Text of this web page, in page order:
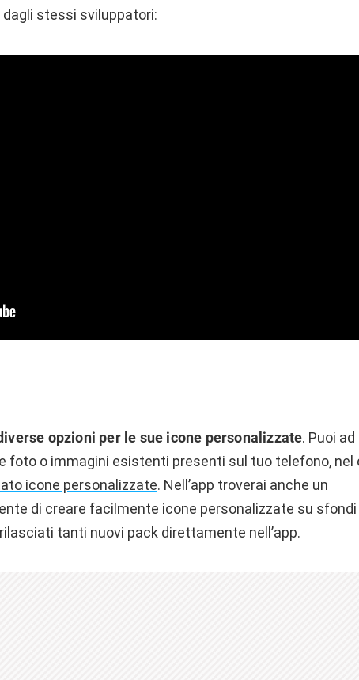
stessi sviluppatori:
opzioni per le sue icone personalizzate. Puoi ad
foto o immagini esistenti presenti sul tuo telefono, nel
icone personalizzate. Nell’app troverai anche un
di creare facilmente icone personalizzate su sfondi
tanti nuovi pack direttamente nell’app.